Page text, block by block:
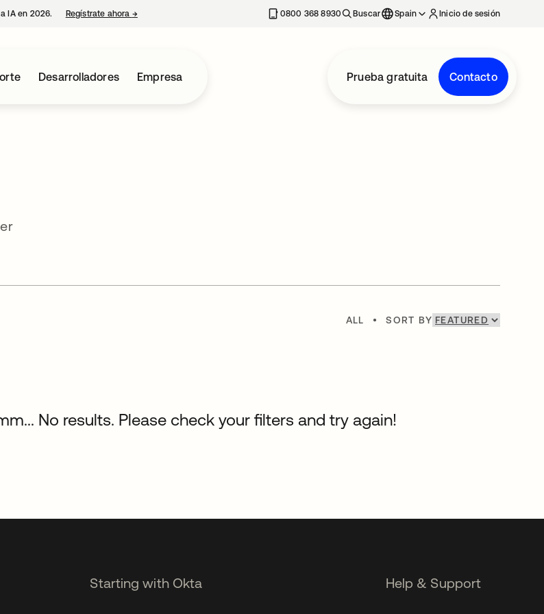
IA en 2026. Regístrate ahora →se abre en una pestaña nueva 0800 368 8930 Buscar Spain Inicio de sesión
Desarrolladores Empresa Prueba gratuita Contacto
ALL • SORT BY
No results. Please check your filters and try again!
Starting with Okta Help & Support